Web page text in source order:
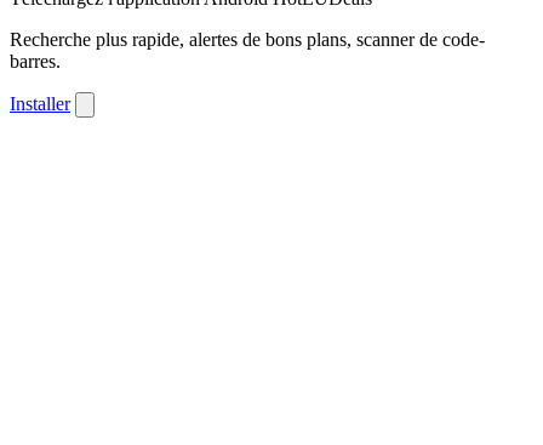
Recherche plus rapide, alertes de bons plans, scanner de code-
barres.
Installer